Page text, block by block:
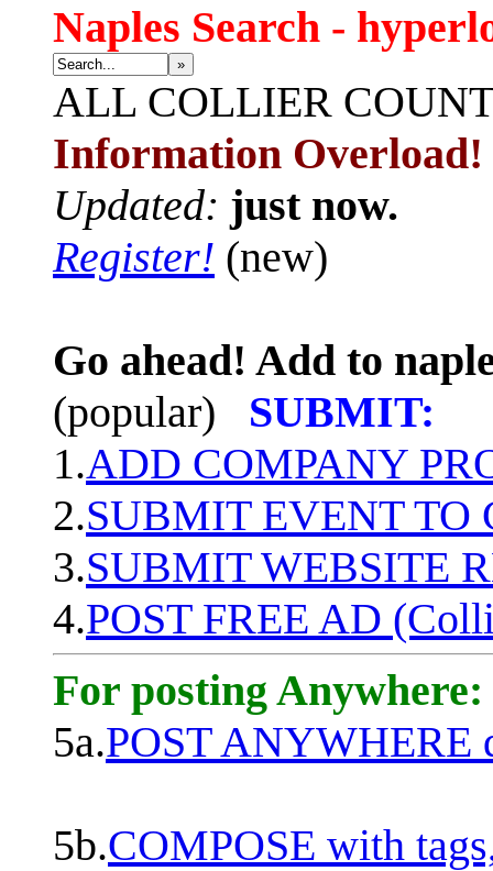
Naples Search -
»
ALL COLLIER
Information Overload!
Updated: just now.
Register! (new)
Go ahead! Add to
(popular)
SUBMIT:
1.ADD COMPANY
2.SUBMIT EVENT TO
3.SUBMIT WEBSITE
4.POST FREE AD
For posting Anywhere:
5a.POST ANYWHERE
5b.COMPOSE with